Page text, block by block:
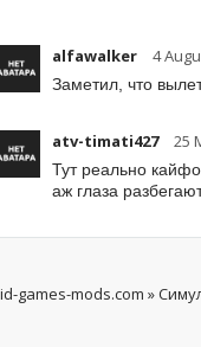
alfawalker 4
Заметил, что
atv-timati427 25
Тут реально
аж глаза
games-mods.com »